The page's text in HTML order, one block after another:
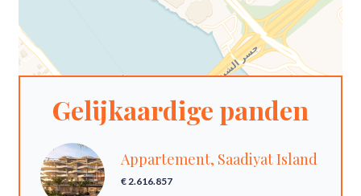
Gelijkaardige panden
Appartement, Saadiyat Island
€ 2.616.857